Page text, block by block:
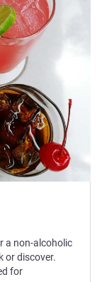
a non-alcoholic
or discover.
for